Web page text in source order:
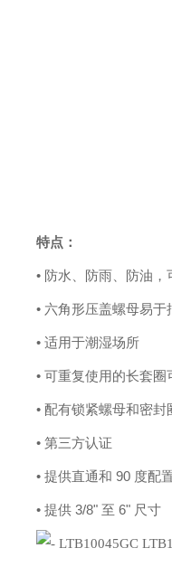
特点：
• 防水、防雨、防油
• 六角形压盖螺母易
• 适用于潮湿场所
• 可重复使用的长套
• 配有锁紧螺母和密封
• 第三方认证
• 提供直通和 90 度配
• 提供 3/8" 至 6" 尺寸